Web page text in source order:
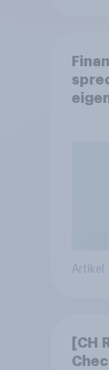
Artikel
[CH